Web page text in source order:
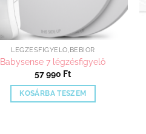
LÉGZÉSFIGYELŐ,BÉBIŐR
Babysense 7 légzésfigyelő
57 990 Ft
KOSÁRBA TESZEM